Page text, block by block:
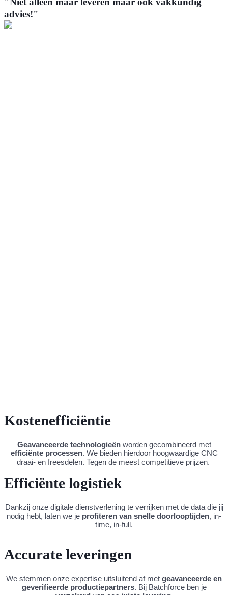
advies!"
Kostenefficiëntie
Geavanceerde technologieënworden gecombineerd met
efficiënte processen. We bieden hierdoor hoogwaardige CNC
draai- en freesdelen. Tegen de meest competitieve prijzen.
Efficiënte logistiek
Dankzij onze digitale dienstverlening te verrijken met de data die jij
nodig hebt, laten we je profiteren van snelle doorlooptijden, in-
time, in-full.
Accurate leveringen
We stemmen onze expertise uitsluitend af met geavanceerde en
geverifieerde productiepartners. Bij Batchforce ben je